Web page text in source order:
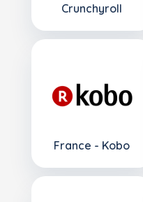
Crunchyroll
France - Kobo